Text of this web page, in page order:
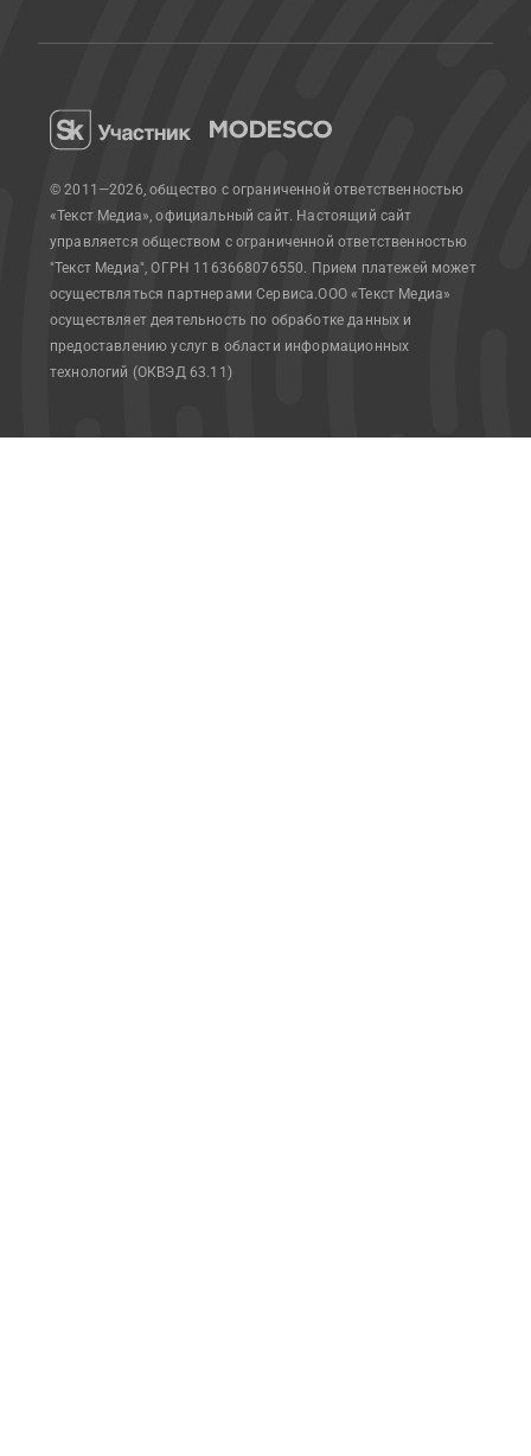
© 2011—2026, общество с ограниченной ответственностью
«Текст Медиа», официальный сайт. Настоящий сайт
управляется обществом с ограниченной ответственностью
"Текст Медиа", ОГРН 1163668076550. Прием платежей может
осуществляться партнерами Сервиса.ООО «Текст Медиа»
осуществляет деятельность по обработке данных и
предоставлению услуг в области информационных
технологий (ОКВЭД 63.11)